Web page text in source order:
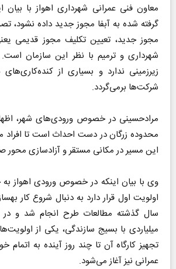
معاون فنی عمرانی شهرداری اهواز با بیان
گرفته شده به آبفا مجوز جدید داده نشود،
مجوز جدید، تعیین تکلیف مجوز قدیمی
شهرداری و ترمیم با نظر این سازمان
زیرزمینی ندارد و بسیاری از
شرکت‌ها برمی‌گردد.
مرادحسینی در خصوص ورودی‌های شهر،
محدوده زرگان در دست احداث است تا افراد
این مسیر در مکانی مستقر و آزادسازی محور
وی با بیان اینکه در خصوص ورودی اهواز
اولویت اول قرار دارد به دنبال شروع کار
سال گذشته مطالعات طرح انجام شد و در
میلیاردی با بسیج سازندگی، یکی از
تجهیز کارگاه آن تا چند روز آینده به اتمام
عمرانی نیز آغاز می‌شود.